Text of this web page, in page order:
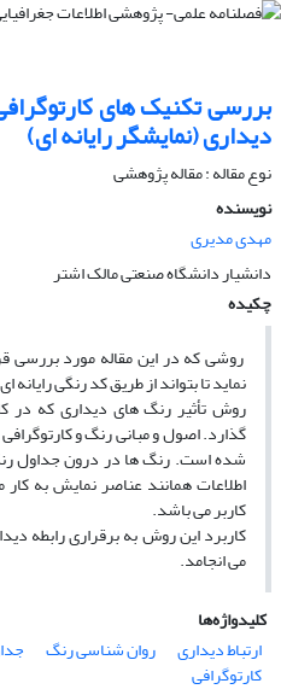
بررسى تکنیک ‏هاى
دیدارى (نمایشگر رایانه ‏اى)
نوع مقاله : مقاله پژوهشی
نویسنده
مهدی مدیری
دانشیار دانشگاه صنعتی مالک اشتر
چکیده
روشى که در این مقاله مورد بررسى
نماید تا بتواند از طریق کد رنگى
روش تأثیر رنگ هاى دیدارى که در
گذارد. اصول و مبانى رنگ و
شده است. رنگ ها در درون جداول
اطلاعات همانند عناصر نمایش به
کاربر مى‏ باشد.
کاربرد این روش به برقرارى رابطه
مى‏ انجامد.
کلیدواژه‌ها
ارتباط دیدارى
روان شناسى رنگ
کارتوگرافى